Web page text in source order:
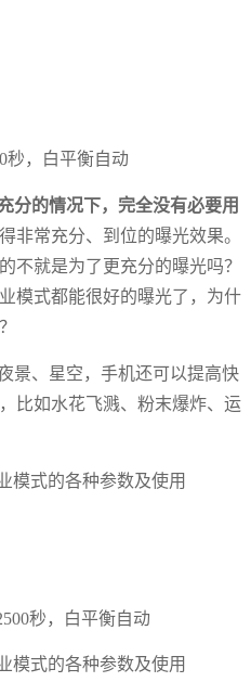
秒，白平衡自动
分的情况下，完全没有必要用
非常充分、到位的曝光效果。
不就是为了更充分的曝光吗？
模式都能很好的曝光了，为什
景、星空，手机还可以提高快
比如水花飞溅、粉末爆炸、运
秒，白平衡自动